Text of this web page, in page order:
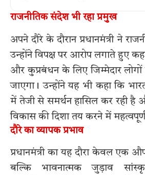
राजनीतिक संदेश भी रहा प्रमुख
अपने दौरे के दौरान प्रधानमंत्री ने
उन्होंने विपक्ष पर आरोप लगाते हुए कहा
और कुप्रबंधन के लिए जिम्मेदार लोगों
जाएगा। उन्होंने यह भी कहा कि
में तेजी से समर्थन हासिल कर रही
विकास की दिशा तय करने में
दौरे का व्यापक प्रभाव
प्रधानमंत्री का यह दौरा केवल एक
बल्कि भावनात्मक जुड़ाव